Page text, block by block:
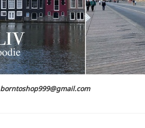
borntoshop999@gmail.com